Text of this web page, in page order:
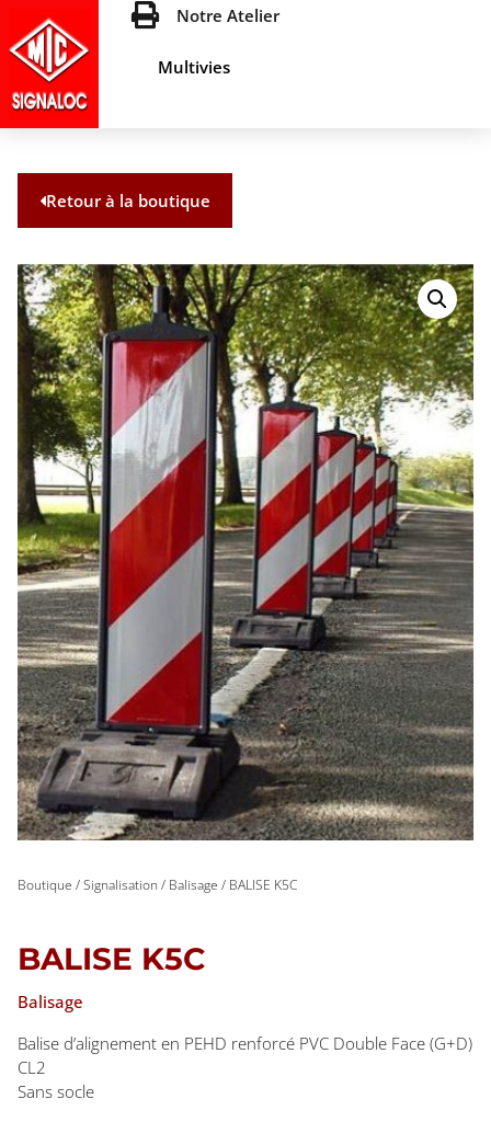
Notre Atelier
Multivies
Retour à la boutique
Boutique /Signalisation / Balisage / BALISE K5C
BALISE K5C
Balisage
Balise d’alignement en PEHD renforcé PVC Double Face (G+D)
CL2
Sans socle